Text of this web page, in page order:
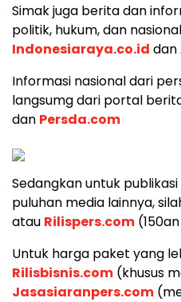
Simak juga berita dan
politik, hukum, dan
Indonesiaraya.co.id dan
Informasi nasional dari
langsumg dari portal
dan Persda.com
Sedangkan untuk
puluhan media lainnya,
atau Rilispers.com
Untuk harga paket yang
Rilisbisnis.com (khusus
Jasasiaranpers.com